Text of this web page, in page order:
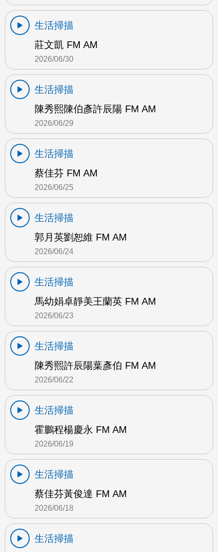
生活掃描
莊文凱 FM AM
2026/06/30
生活掃描
陳秀熙陳伯彥許辰陽 FM AM
2026/06/29
生活掃描
蔡佳芬 FM AM
2026/06/25
生活掃描
郭月英劉恕維 FM AM
2026/06/24
生活掃描
馬幼娟卓靜美王蘭英 FM AM
2026/06/23
生活掃描
陳秀熙許辰陽葉彥伯 FM AM
2026/06/22
生活掃描
霍鵬程楊慶永 FM AM
2026/06/19
生活掃描
蔡佳芬黃俊達 FM AM
2026/06/18
生活掃描